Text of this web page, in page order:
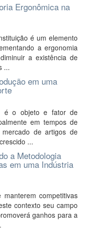
Ergonômica na
é um elemento
a ergonomia
a existência de
...
em uma
é o objeto e fator de
em tempos de
de artigos de
...
a Metodologia
em uma Indústria
competitivas
contexto seu campo
ganhos para a